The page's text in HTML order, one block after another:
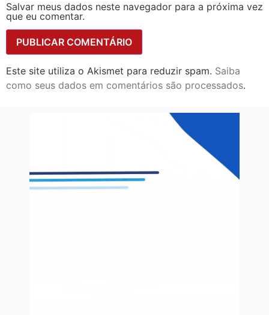
Salvar meus dados neste navegador para a próxima vez
que eu comentar.
Este site utiliza o Akismet para reduzir spam. Saiba
como seus dados em comentários são processados.